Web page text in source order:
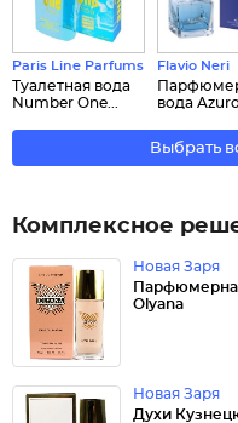
Paris Line Parfums
Туалетная вода
Number One...
Flavio Neri
вода Azuro
Выбрать
Комплексное
Новая Заря
Olyana
Новая Заря
Духи